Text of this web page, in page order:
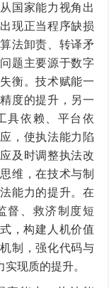
国家能力视角出
现正当程序缺损
法卸责、转译矛
题主要源于数字
衡。技术赋能一
度的提升，另一
具依赖、平台依
，使执法能力陷
及时调整执法改
维，在技术与制
能力的提升。在
督、救济制度短
，构建人机价值
制，强化代码与
现质的提升。